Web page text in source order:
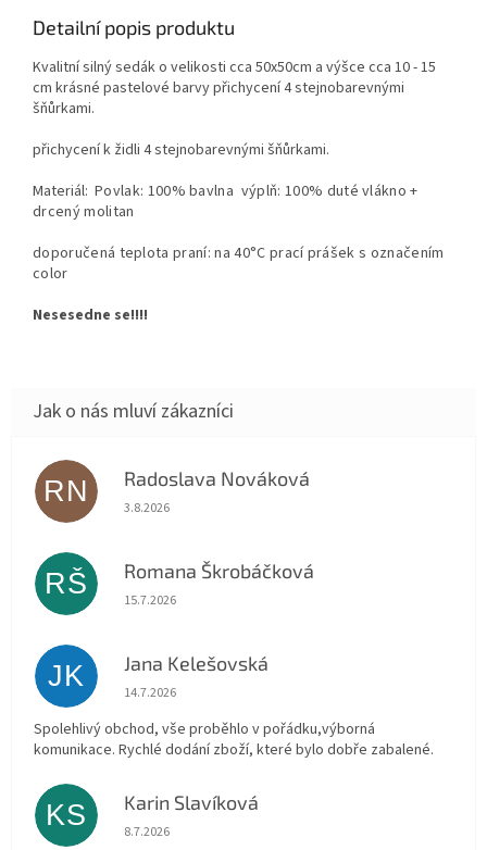
Detailní popis produktu
Kvalitní silný sedák o velikosti cca 50x50cm a výšce cca 10 - 15
cm krásné pastelové barvy přichycení 4 stejnobarevnými
šňůrkami.
přichycení k židli 4 stejnobarevnými šňůrkami.
Materiál: Povlak: 100% bavlna výplň: 100% duté vlákno +
drcený molitan
doporučená teplota praní: na 40°C prací prášek s označením
color
Nesesedne se!!!!
RN Radoslava Nováková
Hodnocení obchodu je 5 z 5 hvězdiček.
3.8.2026
RŠ Romana Škrobáčková
Hodnocení obchodu je 5 z 5 hvězdiček.
15.7.2026
JK Jana Kelešovská
Hodnocení obchodu je 5 z 5 hvězdiček.
14.7.2026
Spolehlivý obchod, vše proběhlo v pořádku,výborná
komunikace. Rychlé dodání zboží, které bylo dobře zabalené.
KS Karin Slavíková
Hodnocení obchodu je 5 z 5 hvězdiček.
8.7.2026